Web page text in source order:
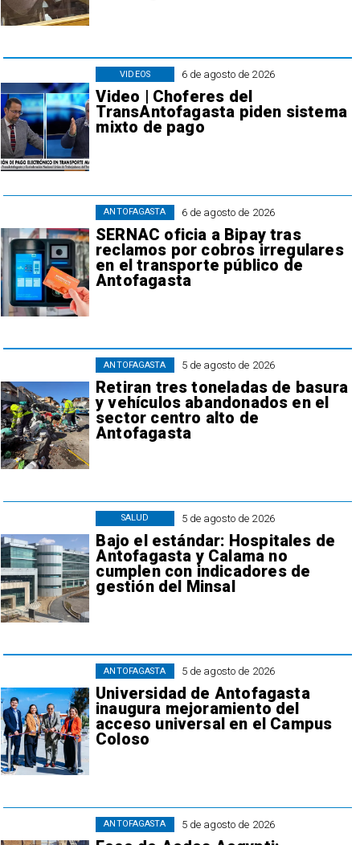
6 de agosto de 2026
Video | Choferes del
TransAntofagasta piden sistema
mixto de pago
VIDEOS
6 de agosto de 2026
SERNAC oficia a Bipay tras
reclamos por cobros irregulares
en el transporte público de
Antofagasta
ANTOFAGASTA
5 de agosto de 2026
Retiran tres toneladas de basura
y vehículos abandonados en el
sector centro alto de
Antofagasta
ANTOFAGASTA
5 de agosto de 2026
Bajo el estándar: Hospitales de
Antofagasta y Calama no
cumplen con indicadores de
gestión del Minsal
SALUD
5 de agosto de 2026
Universidad de Antofagasta
inaugura mejoramiento del
acceso universal en el Campus
Coloso
ANTOFAGASTA
5 de agosto de 2026
ANTOFAGASTA